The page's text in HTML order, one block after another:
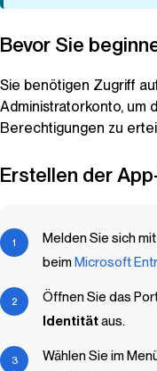
Bevor Sie
Sie benötigen Zugriff
Administratorkonto, um
Berechtigungen zu
Erstellen der
Melden Sie sich
beimMicrosoft
Öffnen Sie das
Identitätaus.
Wählen Sie im